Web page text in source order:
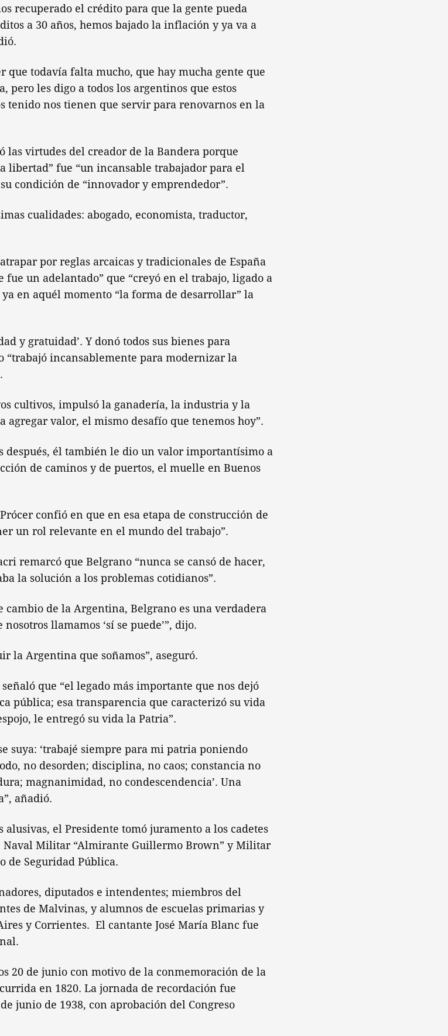
recuperado el crédito para que la gente pueda
a 30 años, hemos bajado la inflación y ya va a
que todavía falta mucho, que hay mucha gente que
pero les digo a todos los argentinos que estos
tenido nos tienen que servir para renovarnos en la
las virtudes del creador de la Bandera porque
libertad” fue “un incansable trabajador para el
condición de “innovador y emprendedor”.
cualidades: abogado, economista, traductor,
por reglas arcaicas y tradicionales de España
fue un adelantado” que “creyó en el trabajo, ligado a
en aquél momento “la forma de desarrollar” la
y gratuidad’. Y donó todos sus bienes para
“trabajó incansablemente para modernizar la
cultivos, impulsó la ganadería, la industria y la
agregar valor, el mismo desafío que tenemos hoy”.
después, él también le dio un valor importantísimo a
de caminos y de puertos, el muelle en Buenos
confió en que en esa etapa de construcción de
un rol relevante en el mundo del trabajo”.
remarcó que Belgrano “nunca se cansó de hacer,
la solución a los problemas cotidianos”.
cambio de la Argentina, Belgrano es una verdadera
llamamos ‘sí se puede’”, dijo.
la Argentina que soñamos”, aseguró.
que “el legado más importante que nos dejó
pública; esa transparencia que caracterizó su vida
le entregó su vida la Patria”.
suya: ‘trabajé siempre para mi patria poniendo
no desorden; disciplina, no caos; constancia no
magnanimidad, no condescendencia’. Una
añadió.
el Presidente tomó juramento a los cadetes
Naval Militar “Almirante Guillermo Brown” y Militar
de Seguridad Pública.
diputados e intendentes; miembros del
de Malvinas, y alumnos de escuelas primarias y
y Corrientes. El cantante José María Blanc fue
20 de junio con motivo de la conmemoración de la
en 1820. La jornada de recordación fue
junio de 1938, con aprobación del Congreso